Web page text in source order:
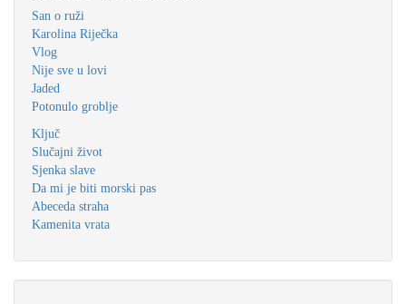
San o ruži
Karolina Riječka
Vlog
Nije sve u lovi
Jaded
Potonulo groblje
Ključ
Slučajni život
Sjenka slave
Da mi je biti morski pas
Abeceda straha
Kamenita vrata